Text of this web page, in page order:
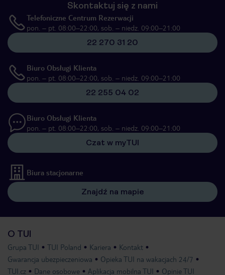
Skontaktuj się z nami
Telefoniczne Centrum Rezerwacji
pon. – pt. 08:00–22:00, sob. – niedz. 09:00–21:00
22 270 31 20
Biuro Obsługi Klienta
pon. – pt. 08:00–22:00, sob. – niedz. 09:00–21:00
22 255 04 02
Biuro Obsługi Klienta
pon. – pt. 08:00–22:00, sob. – niedz. 09:00–21:00
Czat w myTUI
Biura stacjonarne
Znajdź na mapie
O TUI
Grupa TUI TUI Poland Kariera
Kontakt
Gwarancja ubezpieczeniowa
Opieka TUI na wakacjach 24/7
TUI.cz
Dane osobowe Aplikacja mobilna TUI Opinie TUI